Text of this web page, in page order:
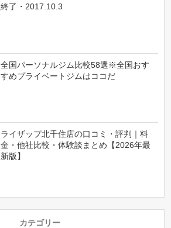
終了・2017.10.3
全国パーソナルジム比較58選※全国おす
すめプライベートジムはココだ
ライザップ北千住店の口コミ・評判｜料
金・他社比較・体験談まとめ【2026年最
新版】
カテゴリー